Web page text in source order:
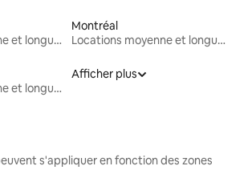
Locations moyenne et longue durée
Montréal
Locations moyenne et longue durée
Locations moyenne et longue durée
Afficher plus
s'appliquer en fonction des zones